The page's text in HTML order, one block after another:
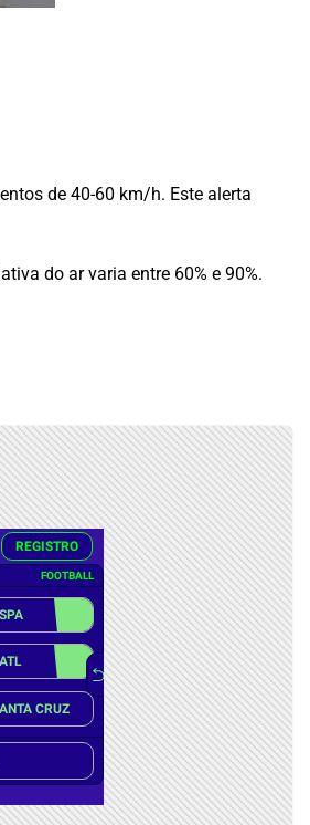
de 40-60 km/h. Este alerta
do ar varia entre 60% e 90%.